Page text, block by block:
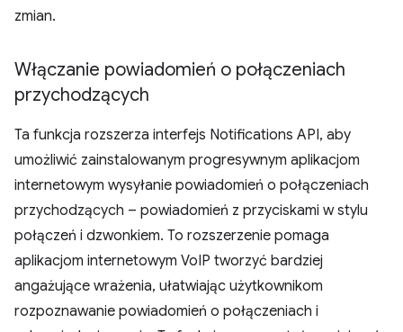
zmian.
Włączanie powiadomień o połączeniach
przychodzących
Ta funkcja rozszerza interfejs Notifications API, aby
umożliwić zainstalowanym progresywnym aplikacjom
internetowym wysyłanie powiadomień o połączeniach
przychodzących – powiadomień z przyciskami w stylu
połączeń i dzwonkiem. To rozszerzenie pomaga
aplikacjom internetowym VoIP tworzyć bardziej
angażujące wrażenia, ułatwiając użytkownikom
rozpoznawanie powiadomień o połączeniach i